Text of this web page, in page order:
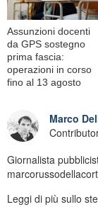
Assunzioni docenti
da GPS sostegno
prima fascia:
operazioni in corso
fino al 13 agosto
Marco
Giornalista
Leggi di più sullo